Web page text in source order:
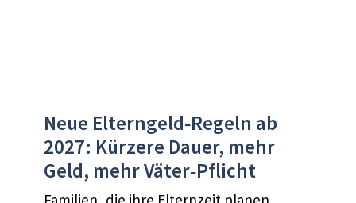
Neue Elterngeld‑Regeln ab
2027: Kürzere Dauer, mehr
Geld, mehr Väter‑Pflicht